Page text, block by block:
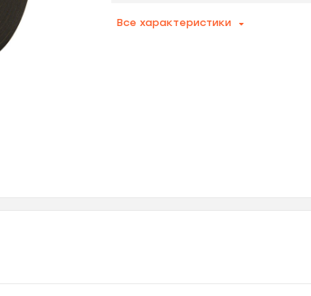
Все характеристики